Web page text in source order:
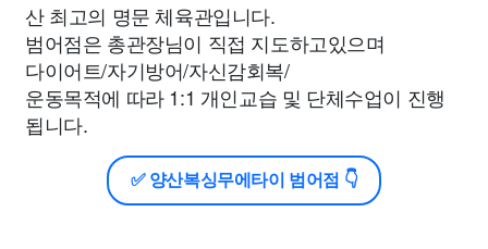
산 최고의 명문 체육관입니다.
범어점은 총관장님이 직접 지도하고있으며
다이어트/자기방어/자신감회복/
운동목적에 따라 1:1 개인교습 및 단체수업이 진행
됩니다.
✅ 양산복싱무에타이 범어점 👇